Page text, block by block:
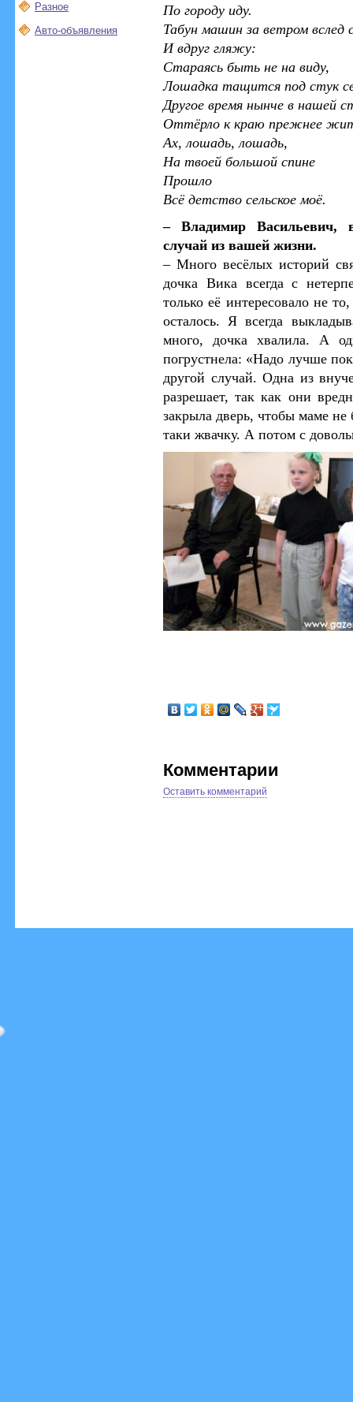
Разное
Авто-объявления
По городу иду.
Табун машин за ветром вслед
И вдруг гляжу:
Стараясь быть не на виду,
Лошадка тащится под стук
Другое время нынче в нашей
Оттёрло к краю прежнее
Ах, лошадь, лошадь,
На твоей большой спине
Прошло
Всё детство сельское моё.
– Владимир Васильевич,
случай из вашей жизни.
– Много весёлых историй
дочка Вика всегда с
только её интересовало не
осталось. Я всегда
много, дочка хвалила. А
погрустнела: «Надо лучше
другой случай. Одна из
разрешает, так как они
закрыла дверь, чтобы маме
таки жвачку. А потом с
Комментарии
Оставить комментарий